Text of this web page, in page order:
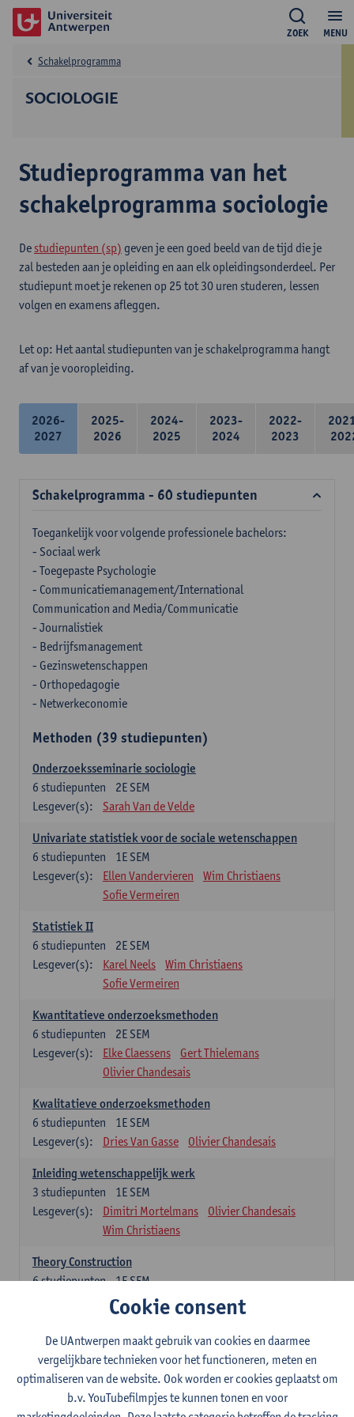
MENU
ZOEK
SOCIOLOGIE
Schakelprogramma
Studieprogramma van het
schakelprogramma sociologie
De studiepunten (sp) geven je een goed beeld van de tijd die je
zal besteden aan je opleiding en aan elk opleidingsonderdeel. Per
studiepunt moet je rekenen op 25 tot 30 uren studeren, lessen
volgen en examens afleggen.
Let op: Het aantal studiepunten van je schakelprogramma hangt
af van je vooropleiding.
2026-
2027
2025-
2026
2024-
2025
2023-
2024
2022-
2023
Schakelprogramma - 60 studiepunten
Toegankelijk voor volgende professionele bachelors:
- Sociaal werk
- Toegepaste Psychologie
- Communicatiemanagement/International
Communication and Media/Communicatie
- Journalistiek
- Bedrijfsmanagement
- Gezinswetenschappen
- Orthopedagogie
- Netwerkeconomie
Methoden (39 studiepunten)
Onderzoeksseminarie sociologie
2E SEM
6 studiepunten
Lesgever(s):
Sarah Van de Velde
Univariate statistiek voor de sociale wetenschappen
1E SEM
6 studiepunten
Lesgever(s):
Ellen Vandervieren
Wim Christiaens
Sofie Vermeiren
Statistiek II
2E SEM
6 studiepunten
Lesgever(s):
Karel Neels
Wim Christiaens
Sofie Vermeiren
Kwantitatieve onderzoeksmethoden
2E SEM
6 studiepunten
Lesgever(s):
Elke Claessens
Gert Thielemans
Olivier Chandesais
Kwalitatieve onderzoeksmethoden
1E SEM
6 studiepunten
Lesgever(s):
Dries Van Gasse Olivier Chandesais
Inleiding wetenschappelijk werk
1E SEM
3 studiepunten
Lesgever(s):
Dimitri Mortelmans
Olivier Chandesais
Wim Christiaens
Theory Construction
1E SEM
6studiepunten
Reda Mahajar
Algemeen vormende opleidingsonderdelen (15
studiepunten)
Sociale ongelijkheid: klasse, gender, etniciteit
1E SEM
3
studiepunten
Cookie consent
De UAntwerpen maakt gebruik van cookies en daarmee
vergelijkbare technieken voor het functioneren, meten en
optimaliseren van de website. Ook worden er cookies geplaatst om
b.v. YouTubefilmpjes te kunnen tonen en voor